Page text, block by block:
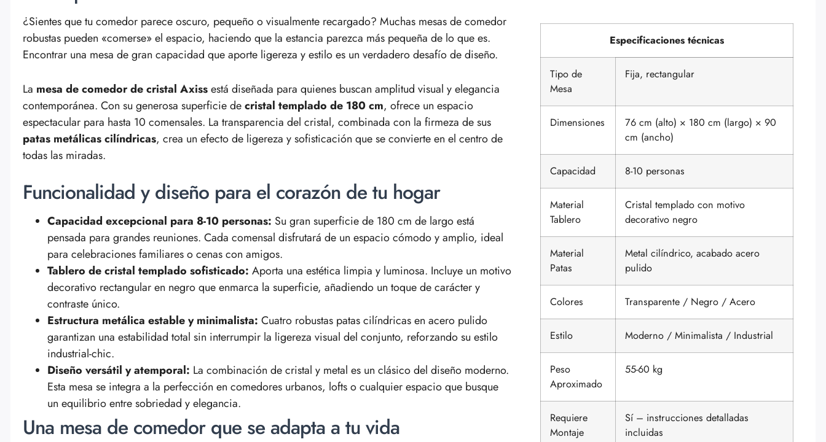
¿Sientes que tu comedor parece oscuro, pequeño o visualmente recargado? Muchas mesas de comedor
robustas pueden «comerse» el espacio, haciendo que la estancia parezca más pequeña de lo que es.
Encontrar una mesa de gran capacidad que aporte ligereza y estilo es un verdadero desafío de diseño.
La mesa de comedor de cristal Axissestá diseñada para quienes buscan amplitud visual y elegancia
contemporánea. Con su generosa superficie decristal templado de 180 cm, ofrece un espacio
espectacular para hasta 10 comensales. La transparencia del cristal, combinada con la firmeza de sus
patas metálicas cilíndricas, crea un efecto de ligereza y sofisticación que se convierte en el centro de
todas las miradas.
Funcionalidad y diseño para el corazón de tu hogar
Capacidad excepcional para 8-10 personas: Su gran superficie de 180 cm de largo está
pensada para grandes reuniones. Cada comensal disfrutará de un espacio cómodo y amplio, ideal
para celebraciones familiares o cenas con amigos.
Tablero de cristal templado sofisticado: Aporta una estética limpia y luminosa. Incluye un motivo
decorativo rectangular en negro que enmarca la superficie, añadiendo un toque de carácter y
contraste único.
Estructura metálica estable y minimalista: Cuatro robustas patas cilíndricas en acero pulido
garantizan una estabilidad total sin interrumpir la ligereza visual del conjunto, reforzando su estilo
industrial-chic.
Diseño versátil y atemporal: La combinación de cristal y metal es un clásico del diseño moderno.
Esta mesa se integra a la perfección en comedores urbanos, lofts o cualquier espacio que busque
un equilibrio entre sobriedad y elegancia.
Una mesa de comedor que se adapta a tu vida
Especificaciones técnicas
Tipo de
Mesa
Fija, rectangular
Dimensiones
76 cm (alto) × 180 cm (largo) × 90
cm (ancho)
Capacidad 8-10 personas
Material
Tablero
Cristal templado con motivo
decorativo negro
Material
Patas
Metal cilíndrico, acabado acero
pulido
Colores Transparente / Negro / Acero
Estilo Moderno / Minimalista / Industrial
Peso
Aproximado
55-60 kg
Requiere
Montaje
Sí – instrucciones detalladas
incluidas